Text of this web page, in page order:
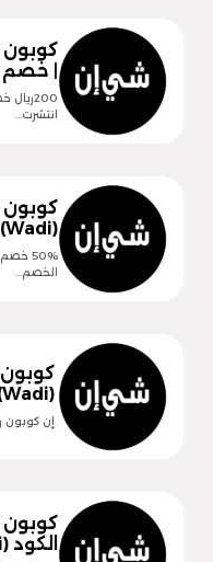
| خصم 200…
انتشرت…
(Wadi) | خصم…
50%
الخصم…
كوبون
(Wadi) | خصم…
إن
الكود (Wadi) | خصم…